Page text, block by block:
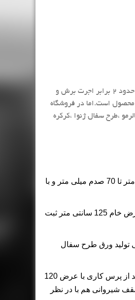
قیمت اجرت برش و فرمینگ طرح سفال پالرمو در تمام کارخانه های تولیدی این محصول در کشور حدود 2 برابر اجرت برش و
محصول است.اما در فروشگاه
،طرح سفال ژنوا ،کرکره
ورق گالوانیزه رنگی طرح سفال پالرمو با تنوع بیش از 10 رنگ و با ضخامت 16صدم میلی متر تا 70 صدم میلی متر و با
ضخامت رایج برای تولید ورق طرح سفال پالرمو ضخامت 50 صدم میل است و بیشتر با عرض خام 125 سانتی متر ثبت
می شود و کارخانه آهن 24 کوروش توانایی تولید ورق طرح سفال
ورق طرح سفال پالرمو از ورق رنگی رول صاف با عرض 125 سانتی متر تولید می شود.بعد از پرس کاری با عرض 120
شیروانی هم با در نظر